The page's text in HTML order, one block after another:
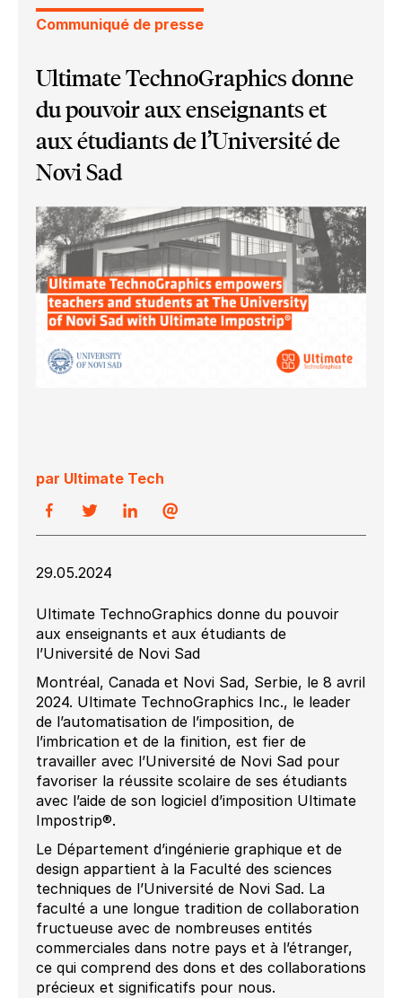
Communiqué de presse
Ultimate TechnoGraphics donne
du pouvoir aux enseignants et
aux étudiants de l’Université de
Novi Sad
par Ultimate Tech
29.05.2024
Ultimate TechnoGraphics donne du pouvoir
aux enseignants et aux étudiants de
l’Université de Novi Sad
Montréal, Canada et Novi Sad, Serbie, le 8 avril
2024. Ultimate TechnoGraphics Inc., le leader
de l’automatisation de l’imposition, de
l’imbrication et de la finition, est fier de
travailler avec l’Université de Novi Sad pour
favoriser la réussite scolaire de ses étudiants
avec l’aide de son logiciel d’imposition Ultimate
Impostrip®.
Le Département d’ingénierie graphique et de
design appartient à la Faculté des sciences
techniques de l’Université de Novi Sad. La
faculté a une longue tradition de collaboration
fructueuse avec de nombreuses entités
commerciales dans notre pays et à l’étranger,
ce qui comprend des dons et des collaborations
précieux et significatifs pour nous.